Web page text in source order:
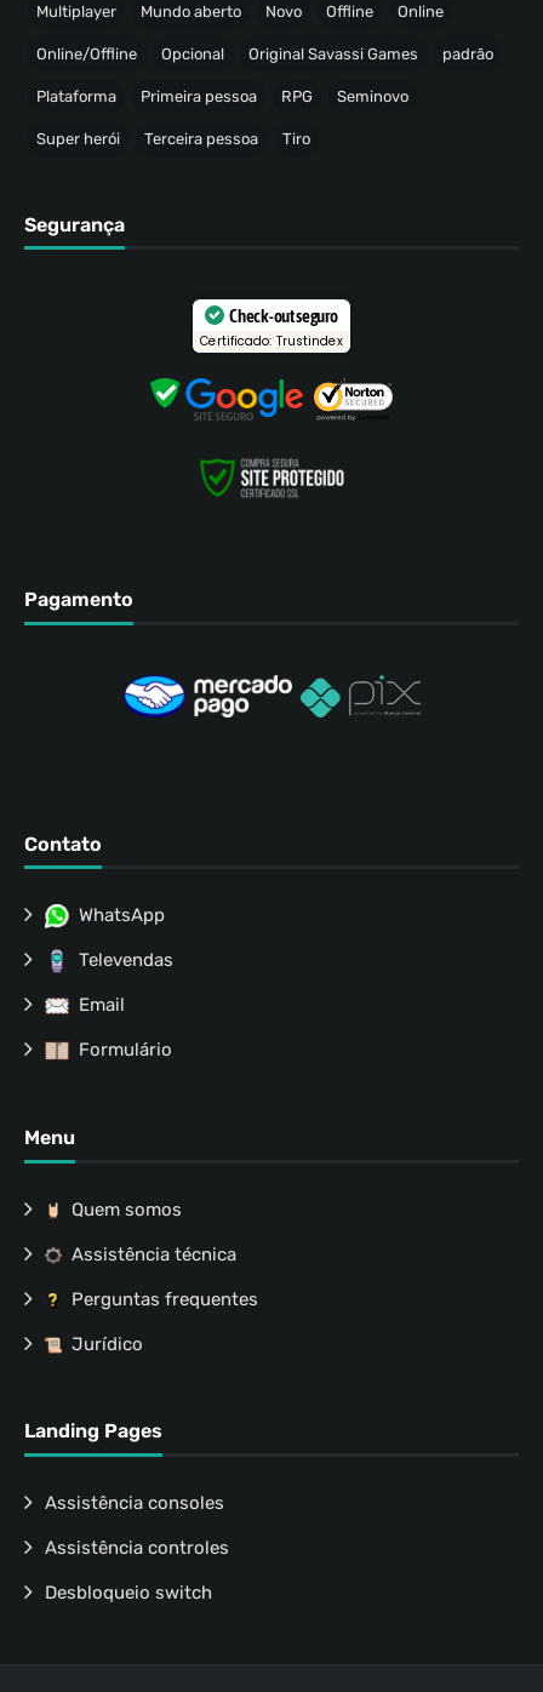
Multiplayer Mundo aberto Novo Offline Online
Online/Offline Opcional Original Savassi Games padrão
Plataforma Primeira pessoa RPG Seminovo
Super herói Terceira pessoa Tiro
Segurança
Check-out seguro
Certificado: Trustindex
Pagamento
Contato
WhatsApp
Televendas
Email
Formulário
Menu
Quem somos
Assistência técnica
Perguntas frequentes
Jurídico
Landing Pages
Assistência consoles
Assistência controles
Desbloqueio switch